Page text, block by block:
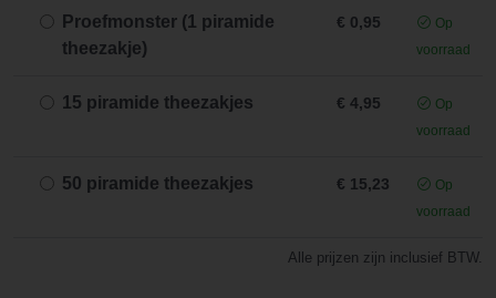
Proefmonster (1 piramide
theezakje)
€ 0,95
Op
voorraad
15 piramide theezakjes € 4,95
Op
voorraad
50 piramide theezakjes € 15,23
Op
voorraad
Alle prijzen zijn inclusief BTW.